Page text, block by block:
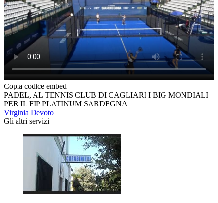
Copia codice embed
PADEL, AL TENNIS CLUB DI CAGLIARI I BIG MONDIALI
PER IL FIP PLATINUM SARDEGNA
Virginia Devoto
Gli altri servizi